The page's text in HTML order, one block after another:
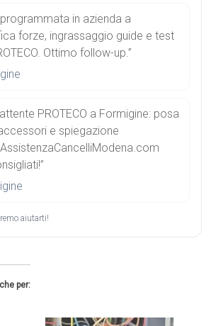
in azienda a
forze, ingrassaggio guide e test
Ottimo follow-up.”
PROTECO a Formigine: posa
e spiegazione
aiutarti!
per: